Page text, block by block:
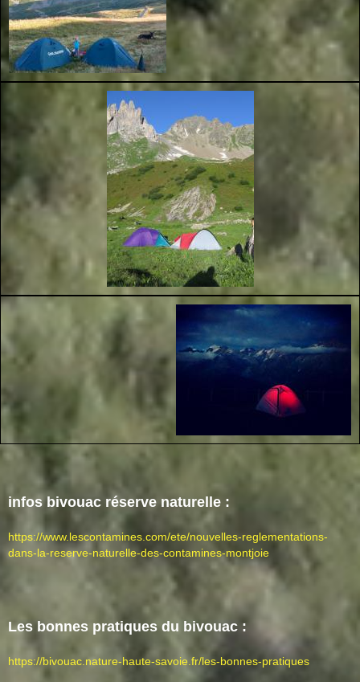
infos bivouac réserve naturelle :
https://www.lescontamines.com/ete/nouvelles-reglementations-
dans-la-reserve-naturelle-des-contamines-montjoie
Les bonnes pratiques du bivouac :
https://bivouac.nature-haute-savoie.fr/les-bonnes-pratiques